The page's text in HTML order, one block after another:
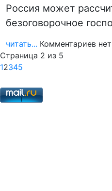
Россия может
безоговорочное
читать... Комментариев нет
Страница 2 из 5
12345